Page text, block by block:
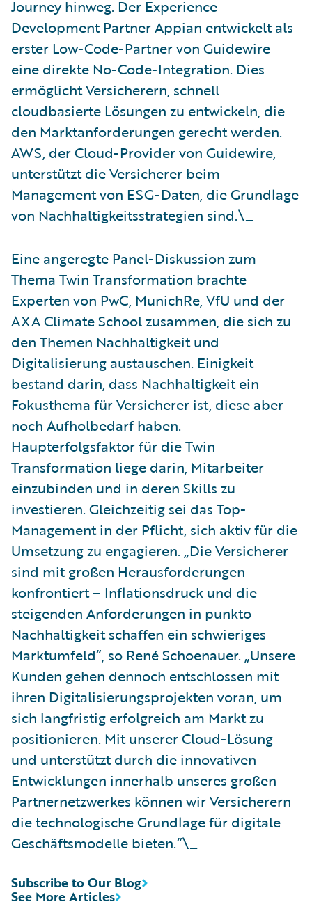
Journey hinweg. Der Experience
Development Partner Appian entwickelt als
erster Low-Code-Partner von Guidewire
eine direkte No-Code-Integration. Dies
ermöglicht Versicherern, schnell
cloudbasierte Lösungen zu entwickeln, die
den Marktanforderungen gerecht werden.
AWS, der Cloud-Provider von Guidewire,
unterstützt die Versicherer beim
Management von ESG-Daten, die Grundlage
von Nachhaltigkeitsstrategien sind.\_
Eine angeregte Panel-Diskussion zum
Thema Twin Transformation brachte
Experten von PwC, MunichRe, VfU und der
AXA Climate School zusammen, die sich zu
den Themen Nachhaltigkeit und
Digitalisierung austauschen. Einigkeit
bestand darin, dass Nachhaltigkeit ein
Fokusthema für Versicherer ist, diese aber
noch Aufholbedarf haben.
Haupterfolgsfaktor für die Twin
Transformation liege darin, Mitarbeiter
einzubinden und in deren Skills zu
investieren. Gleichzeitig sei das Top-
Management in der Pflicht, sich aktiv für die
Umsetzung zu engagieren. „Die Versicherer
sind mit großen Herausforderungen
konfrontiert – Inflationsdruck und die
steigenden Anforderungen in punkto
Nachhaltigkeit schaffen ein schwieriges
Marktumfeld“, so René Schoenauer. „Unsere
Kunden gehen dennoch entschlossen mit
ihren Digitalisierungsprojekten voran, um
sich langfristig erfolgreich am Markt zu
positionieren. Mit unserer Cloud-Lösung
und unterstützt durch die innovativen
Entwicklungen innerhalb unseres großen
Partnernetzwerkes können wir Versicherern
die technologische Grundlage für digitale
Geschäftsmodelle bieten.“\_
See More Articles
Subscribe to Our Blog